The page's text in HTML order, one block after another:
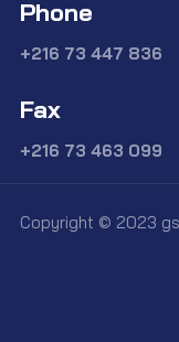
Phone
+216 73 447 836
Fax
+216 73 463 099
Copyright © 2023